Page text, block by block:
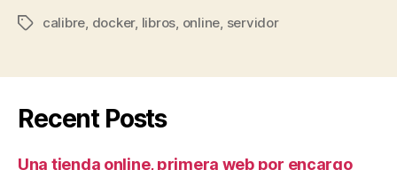
primera
Tagscalibre, docker, libros, online, servidor
Recent Posts
Una tienda online, primera web por encargo